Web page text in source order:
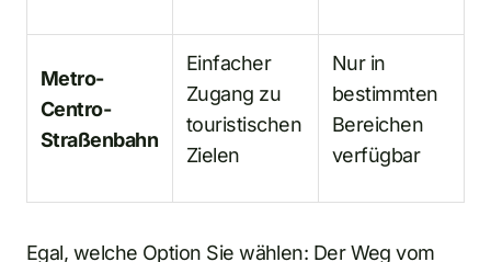
Metro-
Centro-
Straßenbahn
Einfacher
Zugang zu
touristischen
Zielen
Nur in
bestimmten
Bereichen
verfügbar
Egal, welche Option Sie wählen: Der Weg vom